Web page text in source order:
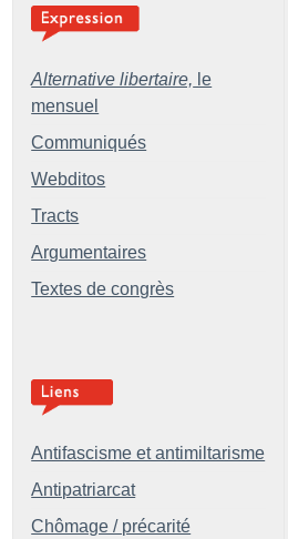
Alternative libertaire, le
mensuel
Communiqués
Webditos
Tracts
Argumentaires
Textes de congrès
Antifascisme et antimiltarisme
Antipatriarcat
Chômage / précarité